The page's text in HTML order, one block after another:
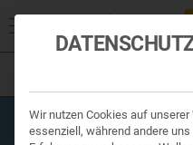
Organe & Organ Uhr
Traditionelle Medizin
Nahrungsergänzung
Ihr
++ Pleurotus, Maitake und Zimt
Wir nutzen Cookies auf
essenziell, während andere